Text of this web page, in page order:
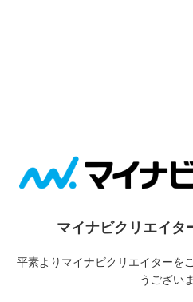
マイナビクリエイタ
平素よりマイナビクリエイターを
うござい